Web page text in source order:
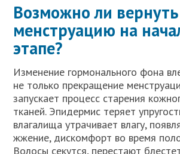
Возможно ли вернуть
менструацию на
этапе?
Изменение гормонального фона
не только прекращение
запускает процесс старения
тканей. Эпидермис теряет
влагалища утрачивает влагу,
жжение, дискомфорт во время
Волосы секутся, перестают